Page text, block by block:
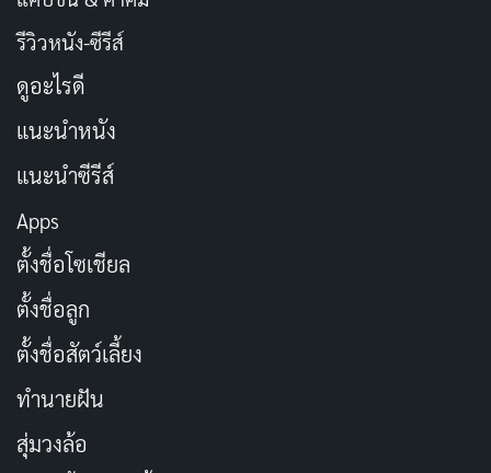
ตัวเอกที่จริงจัง แต่ยังมีมุกเสียดสีที่ทำให้เราหัวเราะได้ การ
ปรับให้เข้ากับยุคสมัยใหม่ ส่วน
Travis นำเสนอตัวละครที่โก๊ะแต่มีเสน่ห์ แม้บางมุกจะดู
ซ้ำซาก แต่เขาก็ทำให้ตัวละครดูน่ารักและน่าติดตาม
Keke Palmer
เธอไม่ใช่แค่อาชญากรธรรมดา แต่มีมิติที่ทำให้เราสงสาร
และเข้าใจแรงจูงใจของเธอ การแสดงของเธอเปรียบเสมือน
ดอกไม้มีพิษที่สวยงามแต่อันตราย ส่วน
บทภรรยาของ Russell แม้บทจะน้อย แต่ก็ช่วยเติมเต็มเรื่อง
ราวให้สมบูรณ์ หนังเรื่องนี้แสดงให้เห็นว่าตัวละครรองก็
สำคัญไม่แพ้ตัวเอก
รีวิวหนัง-ซีรีส์
ดูอะไรดี
แนะนำหนัง
แนะนำซีรีส์
Apps
ตั้งชื่อโซเชียล
ตั้งชื่อลูก
ตั้งชื่อสัตว์เลี้ยง
ทำนายฝัน
สุ่มวงล้อ